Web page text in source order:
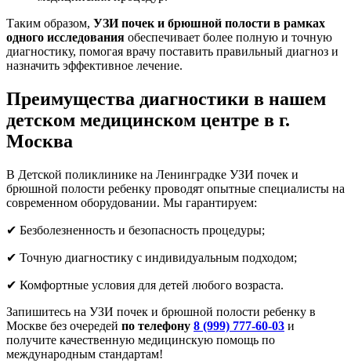
Таким образом, УЗИ почек и брюшной полости в рамках
одного исследования обеспечивает более полную и точную
диагностику, помогая врачу поставить правильный диагноз и
назначить эффективное лечение.
Преимущества диагностики в нашем
детском медицинском центре в г.
Москва
В Детской поликлинике на Ленинградке УЗИ почек и
брюшной полости ребенку проводят опытные специалисты на
современном оборудовании. Мы гарантируем:
✔ Безболезненность и безопасность процедуры;
✔ Точную диагностику с индивидуальным подходом;
✔ Комфортные условия для детей любого возраста.
Запишитесь на УЗИ почек и брюшной полости ребенку в
Москве без очередей по телефону 8 (999) 777-60-03 и
получите качественную медицинскую помощь по
международным стандартам!